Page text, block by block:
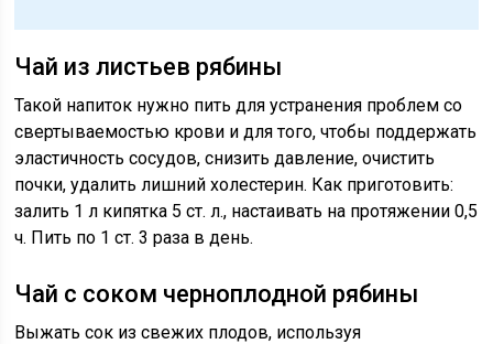
Чай из листьев рябины
Такой напиток нужно пить для устранения проблем со
свертываемостью крови и для того, чтобы поддержать
эластичность сосудов, снизить давление, очистить
почки, удалить лишний холестерин. Как приготовить:
залить 1 л кипятка 5 ст. л., настаивать на протяжении 0,5
ч. Пить по 1 ст. 3 раза в день.
Чай с соком черноплодной рябины
Выжать сок из свежих плодов, используя